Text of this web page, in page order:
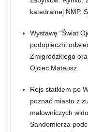
katedralnej NMP,
Wystawę “Świat
podopieczni
Żmigrodzkiego
Ojciec Mateusz.
Rejs statkiem po
poznać miasto z
malowniczych
Sandomierza